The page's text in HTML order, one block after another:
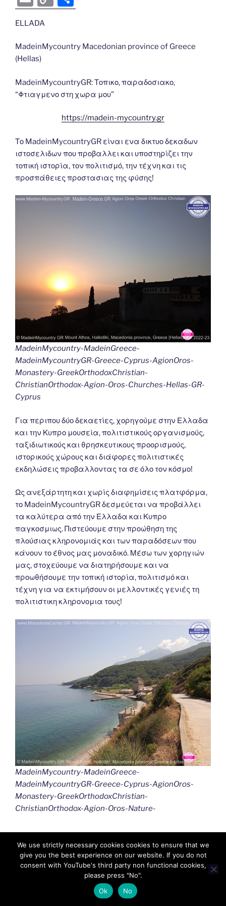
c
e
b
o
o
k
itt g
er t
dI st n
er
a
m
ai
l
o
y
n
k
h
e
ELLADA
MadeinMycountry Macedonian province of Greece
(Hellas)
MadeinMycountryGR: Τοπικο, παραδοσιακο,
“Φτιαγμενο στη χωρα μου”
https://madein-mycountry.gr
Το MadeinMycountryGR είναι ενα δικτυο δεκαδων
ιστοσελιδων που προβαλλει και υποστηρίζει την
τοπική ιστορία, τον πολιτισμό, την τέχνη και τις
προσπάθειες προστασιας της φύσης!
MadeinMycountry-MadeinGreece-
MadeinMycountryGR-Greece-Cyprus-AgionOros-
Monastery-GreekOrthodoxChristian-
ChristianOrthodox-Agion-Oros-Churches-Hellas-GR-
Cyprus
Για περιπου δύο δεκαετίες, χορηγούμε στην Ελλαδα
και την Κυπρο μουσεία, πολιτιστικούς οργανισμούς,
ταξιδιωτικούς και θρησκευτικους προορισμούς,
ιστορικούς χώρους και διάφορες πολιτιστικές
εκδηλώσεις προβαλλοντας τα σε όλο τον κόσμο!
Ως ανεξάρτητη και χωρίς διαφημίσεις πλατφόρμα,
το MadeinMycountryGR δεσμεύεται να προβάλλει
τα καλύτερα από την Ελλαδα και Κυπρο
παγκοσμιως. Πιστεύουμε στην προώθηση της
πλούσιας κληρονομιάς και των παραδόσεων που
κάνουν το έθνος μας μοναδικό. Μέσω των χορηγιών
μας, στοχεύουμε να διατηρήσουμε και να
προωθήσουμε την τοπική ιστορία, πολιτισμό και
τέχνη για να εκτιμήσουν οι μελλοντικές γενιές τη
πολιτιστικη κληρονομια τους!
MadeinMycountry-MadeinGreece-
MadeinMycountryGR-Greece-Cyprus-AgionOros-
Monastery-GreekOrthodoxChristian-
ChristianOrthodox-Agion-Oros-Nature-
Το MadeinMycountry είναι επίσης χορηγος
ανεξάρτητων καλλιτεχνών από Ελλαδα και Κυπρο!
Στο MadeinMycountryGR, είμαστε αφοσιωμένοι στο
να είμαστε αυτόνομοι και ασυμβίβαστοι στην
We use strictly necessary cookies cookies to ensure that we
give you the best experience on our website. If you do not
consent with YouTube's third party non functional cookies,
please press "No".
Ok
No